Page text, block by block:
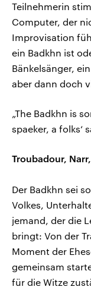
Teilnehmerin
Computer, der
Improvisation
ein Badkhn ist
Bänkelsänger,
aber dann doch
„The Badkhn is
spaeker, a folks‘
Troubadour,
Der Badkhn sei
Volkes,
jemand, der die
bringt: Von der
Moment der
gemeinsam
für die Witze